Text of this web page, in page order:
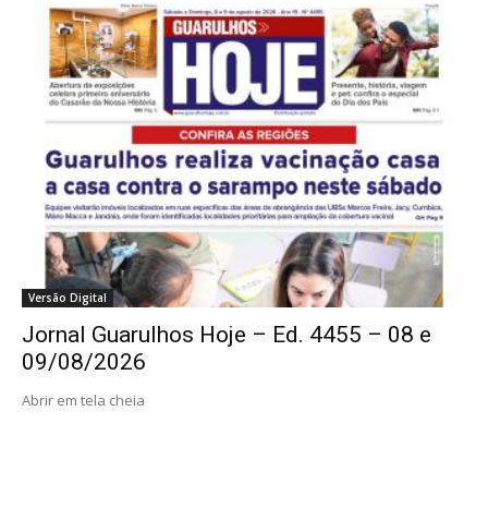
Versão Digital
Jornal Guarulhos Hoje – Ed. 4455 – 08 e
09/08/2026
Abrir em tela cheia